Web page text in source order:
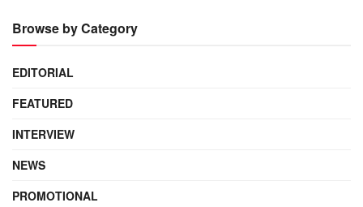
Browse by Category
EDITORIAL
FEATURED
INTERVIEW
NEWS
PROMOTIONAL